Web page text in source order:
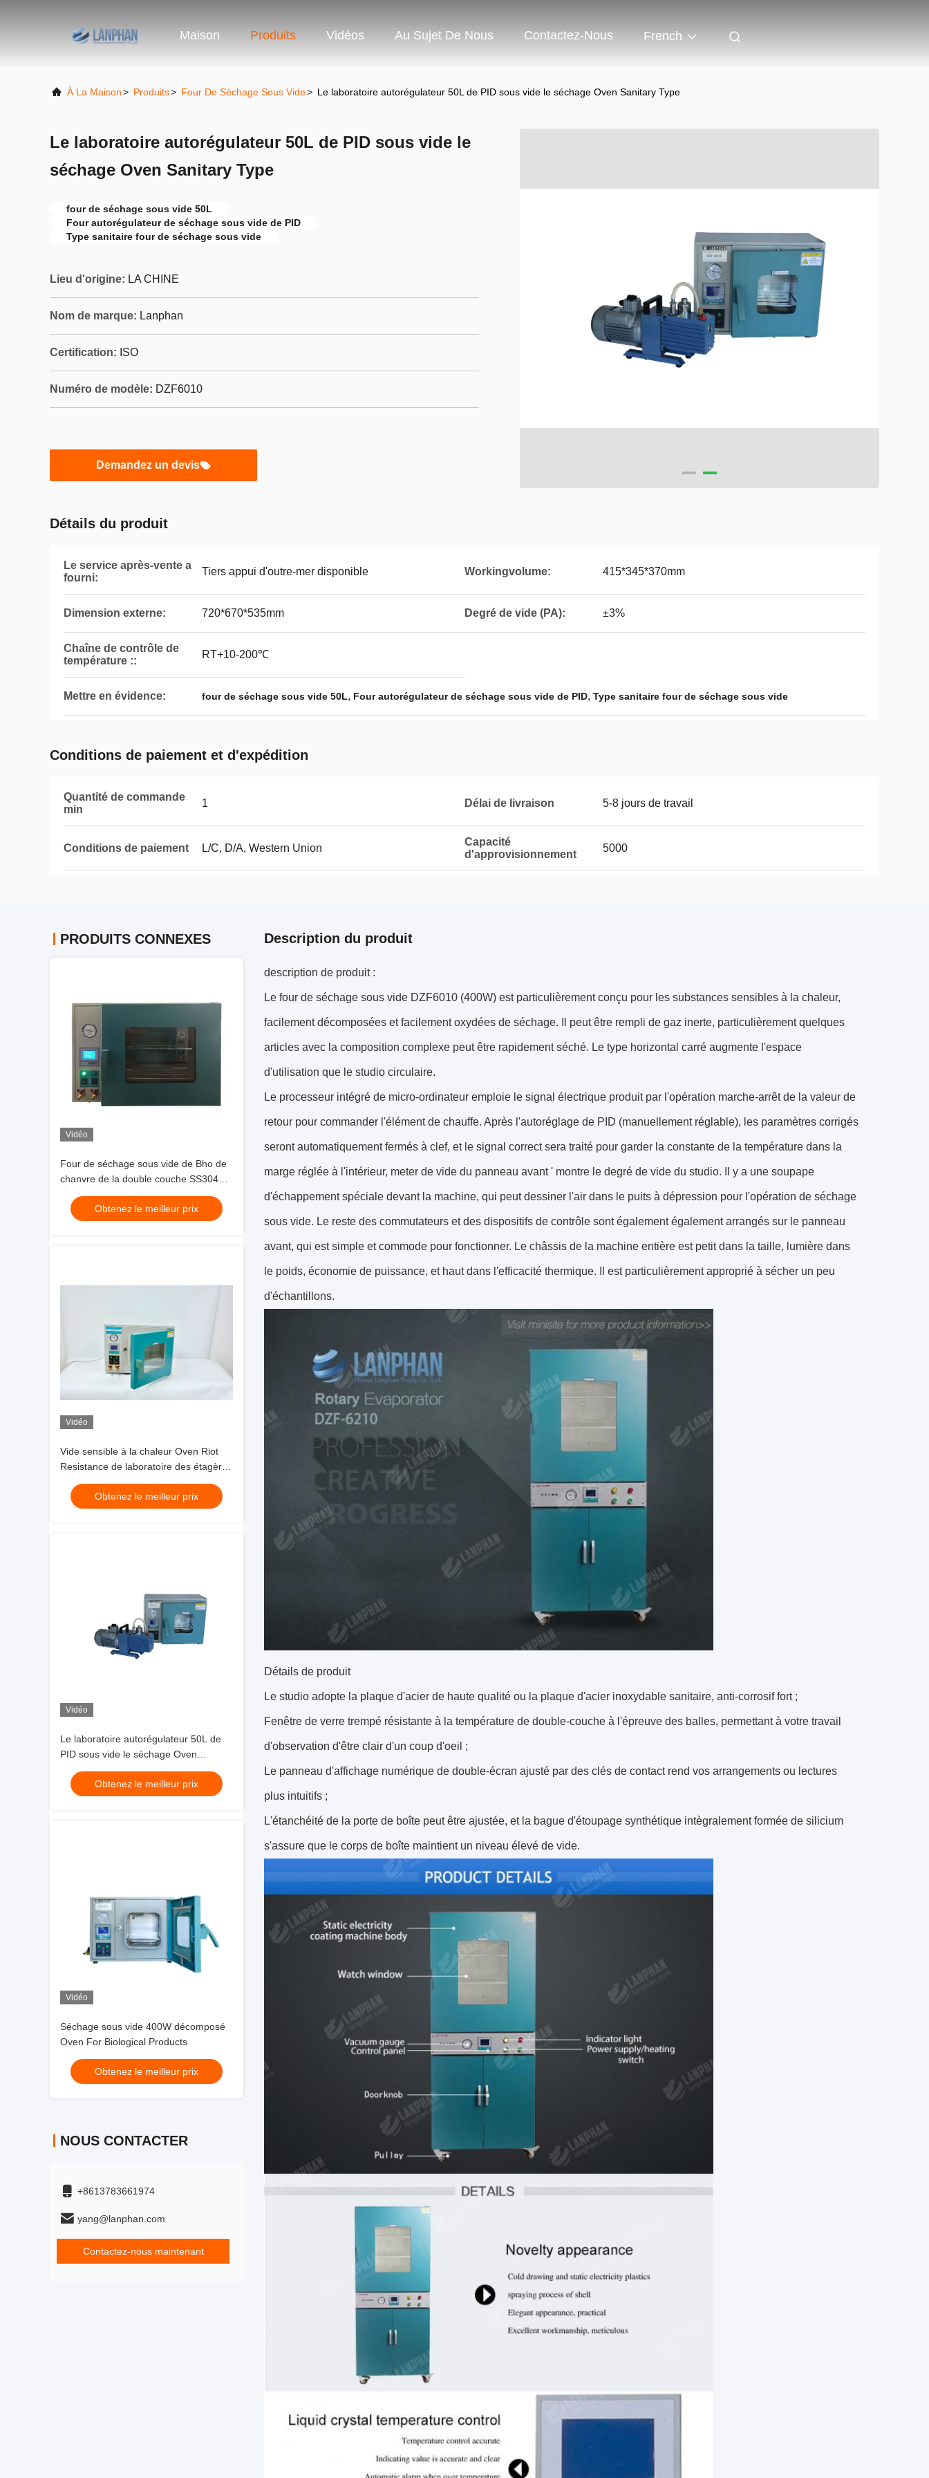
Maison Produits Vidéos Au Sujet De Nous Contactez-Nous French
À La Maison> Produits> Four De Séchage Sous Vide> Le laboratoire autorégulateur 50L de PID sous vide le séchage Oven Sanitary Type
Le laboratoire autorégulateur 50L de PID sous vide le
séchage Oven Sanitary Type
four de séchage sous vide 50L
Four autorégulateur de séchage sous vide de PID
Type sanitaire four de séchage sous vide
Lieu d'origine: LA CHINE
Nom de marque: Lanphan
Certification: ISO
Numéro de modèle: DZF6010
Demandez un devis
Détails du produit
Le service après-vente a
fourni:
Tiers appui d'outre-mer disponible Workingvolume: 415*345*370mm
Dimension externe: 720*670*535mm Degré de vide (PA): ±3%
Chaîne de contrôle de
température ::
RT+10-200℃
Mettre en évidence: four de séchage sous vide 50L, Four autorégulateur de séchage sous vide de PID, Type sanitaire four de séchage sous vide
Conditions de paiement et d'expédition
Quantité de commande
min
1 Délai de livraison 5-8 jours de travail
Conditions de paiement L/C, D/A, Western Union
Capacité
d'approvisionnement
5000
PRODUITS CONNEXES
Vidéo
Four de séchage sous vide de Bho de
chanvre de la double couche SS304
1400W
Obtenez le meilleur prix
Vidéo
Vide sensible à la chaleur Oven Riot
Resistance de laboratoire des étagères
700W 10
Obtenez le meilleur prix
Vidéo
Le laboratoire autorégulateur 50L de
PID sous vide le séchage Oven
Sanitary Type
Obtenez le meilleur prix
Vidéo
Séchage sous vide 400W décomposé
Oven For Biological Products
Obtenez le meilleur prix
NOUS CONTACTER
+8613783661974
yang@lanphan.com
Contactez-nous maintenant
Description du produit
description de produit :
Le four de séchage sous vide DZF6010 (400W) est particulièrement conçu pour les substances sensibles à la chaleur,
facilement décomposées et facilement oxydées de séchage. Il peut être rempli de gaz inerte, particulièrement quelques
articles avec la composition complexe peut être rapidement séché. Le type horizontal carré augmente l'espace
d'utilisation que le studio circulaire.
Le processeur intégré de micro-ordinateur emploie le signal électrique produit par l'opération marche-arrêt de la valeur de
retour pour commander l'élément de chauffe. Après l'autoréglage de PID (manuellement réglable), les paramètres corrigés
seront automatiquement fermés à clef, et le signal correct sera traité pour garder la constante de la température dans la
marge réglée à l'intérieur, meter de vide du panneau avant ' montre le degré de vide du studio. Il y a une soupape
d'échappement spéciale devant la machine, qui peut dessiner l'air dans le puits à dépression pour l'opération de séchage
sous vide. Le reste des commutateurs et des dispositifs de contrôle sont également également arrangés sur le panneau
avant, qui est simple et commode pour fonctionner. Le châssis de la machine entière est petit dans la taille, lumière dans
le poids, économie de puissance, et haut dans l'efficacité thermique. Il est particulièrement approprié à sécher un peu
d'échantillons.
Détails de produit
Le studio adopte la plaque d'acier de haute qualité ou la plaque d'acier inoxydable sanitaire, anti-corrosif fort ;
Fenêtre de verre trempé résistante à la température de double-couche à l'épreuve des balles, permettant à votre travail
d'observation d'être clair d'un coup d'oeil ;
Le panneau d'affichage numérique de double-écran ajusté par des clés de contact rend vos arrangements ou lectures
plus intuitifs ;
L'étanchéité de la porte de boîte peut être ajustée, et la bague d'étoupage synthétique intègralement formée de silicium
s'assure que le corps de boîte maintient un niveau élevé de vide.